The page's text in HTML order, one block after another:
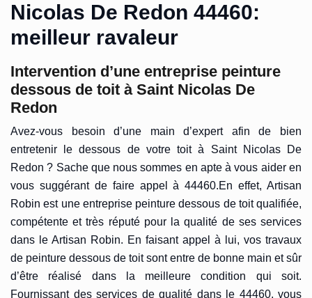
Nicolas De Redon 44460:
meilleur ravaleur
Intervention d’une entreprise peinture
dessous de toit à Saint Nicolas De
Redon
Avez-vous besoin d’une main d’expert afin de bien
entretenir le dessous de votre toit à Saint Nicolas De
Redon ? Sache que nous sommes en apte à vous aider en
vous suggérant de faire appel à 44460.En effet, Artisan
Robin est une entreprise peinture dessous de toit qualifiée,
compétente et très réputé pour la qualité de ses services
dans le Artisan Robin. En faisant appel à lui, vos travaux
de peinture dessous de toit sont entre de bonne main et sûr
d’être réalisé dans la meilleure condition qui soit.
Fournissant des services de qualité dans le 44460, vous